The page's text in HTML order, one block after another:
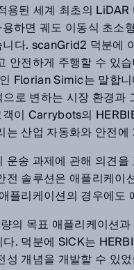
된 세계 최초의 LiDAR
하면 궤도 이동식 초소
다. scanGrid2 덕분에
안전하게 주행할 수 있
Florian Simic는 말합
로 변하는 시장 환경과
이 Carrybots의
산업 자동화와 안전에
송 과제에 관해 의견
솔루션은 애플리케이
플리케이션의 경우에도
의 목표 애플리케이션
. 덕분에 SICK는
개념을 개발할 수 있